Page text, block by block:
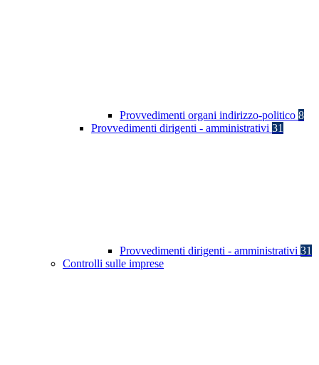
Provvedimenti organi indirizzo-politico 8
Provvedimenti dirigenti - amministrativi 31
Provvedimenti dirigenti - amministrativi 31
Controlli sulle imprese